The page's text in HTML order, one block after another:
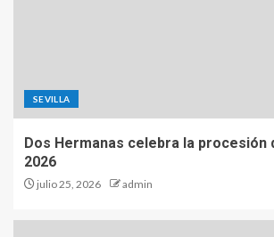
SEVILLA
Dos Hermanas celebra la procesión
2026
julio 25, 2026 admin